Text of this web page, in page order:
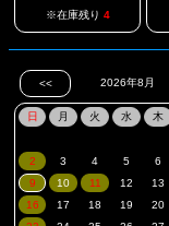
※在庫残り 4